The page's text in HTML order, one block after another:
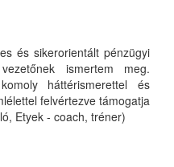
és sikerorientált pénzügyi
ismertem meg.
háttérismerettel és
felvértezve támogatja
Etyek - coach, tréner)